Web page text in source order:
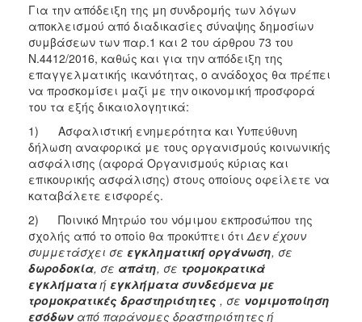
Για την απόδειξη της μη συνδρομής των λόγων
αποκλεισμού από διαδικασίες σύναψης δημοσίων
συμβάσεων των παρ.1 και 2 του άρθρου 73 του
Ν.4412/2016, καθώς και για την απόδειξη της
επαγγελματικής ικανότητας, ο ανάδοχος θα πρέπει
να προσκομίσει μαζί με την οικονομική προσφορά
του τα εξής δικαιολογητικά:
1) Ασφαλιστική ενημερότητα και Yυπεύθυνη
δήλωση αναφορικά με τους οργανισμούς κοινωνικής
ασφάλισης (αφορά Οργανισμούς κύριας και
επικουρικής ασφάλισης) στους οποίους οφείλετε να
καταβάλετε εισφορές.
2) Ποινικό Μητρώο του νόμιμου εκπροσώπου της
σχολής από το οποίο θα προκύπτει ότι Δεν έχουν
συμμετάσχει σε εγκληματική οργάνωση, σε
δωροδοκία, σε απάτη, σε τρομοκρατικά
εγκλήματαή εγκλήματα συνδεόμενα με
τρομοκρατικές δραστηριότητες , σε νομιμοποίηση
εσόδων από παράνομες δραστηριότητες ή